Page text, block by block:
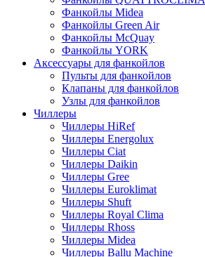
Фанкойлы Midea
Фанкойлы Green Air
Фанкойлы McQuay
Фанкойлы YORK
Аксессуары для фанкойлов
Пульты для фанкойлов
Клапаны для фанкойлов
Узлы для фанкойлов
Чиллеры
Чиллеры HiRef
Чиллеры Energolux
Чиллеры Ciat
Чиллеры Daikin
Чиллеры Gree
Чиллеры Euroklimat
Чиллеры Shuft
Чиллеры Royal Clima
Чиллеры Rhoss
Чиллеры Midea
Чиллеры Ballu Machine